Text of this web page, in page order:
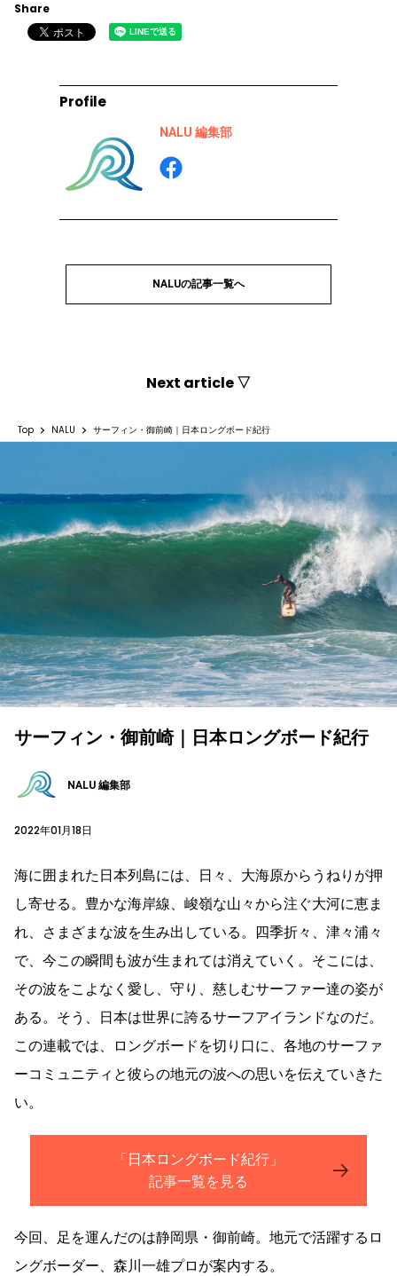
Share
Profile
NALU 編集部
NALUの記事一覧へ
Next article ▽
Top NALU サーフィン・御前崎｜日本ロングボード紀行
サーフィン・御前崎｜日本ロングボード紀行
NALU 編集部
2022年01月18日
海に囲まれた日本列島には、日々、大海原からうねりが押
し寄せる。豊かな海岸線、峻嶺な山々から注ぐ大河に恵ま
れ、さまざまな波を生み出している。四季折々、津々浦々
で、今この瞬間も波が生まれては消えていく。そこには、
その波をこよなく愛し、守り、慈しむサーファー達の姿が
ある。そう、日本は世界に誇るサーフアイランドなのだ。
この連載では、ロングボードを切り口に、各地のサーファ
ーコミュニティと彼らの地元の波への思いを伝えていきた
い。
「日本ロングボード紀行」
記事一覧を見る
今回、足を運んだのは静岡県・御前崎。地元で活躍するロ
ングボーダー、森川一雄プロが案内する。